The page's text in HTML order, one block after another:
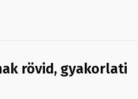
rövid, gyakorlati